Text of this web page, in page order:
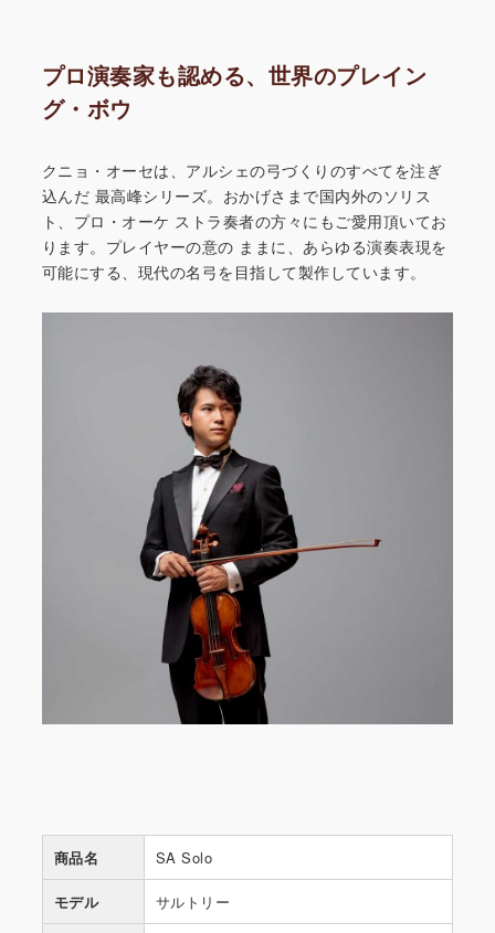
プロ演奏家も認める、世界のプレイン
グ・ボウ
クニョ・オーセは、アルシェの弓づくりのすべてを注ぎ
込んだ 最高峰シリーズ。おかげさまで国内外のソリス
ト、プロ・オーケ ストラ奏者の方々にもご愛用頂いてお
ります。プレイヤーの意の ままに、あらゆる演奏表現を
可能にする、現代の名弓を目指して製作しています。
商品名 SA Solo
モデル サルトリー